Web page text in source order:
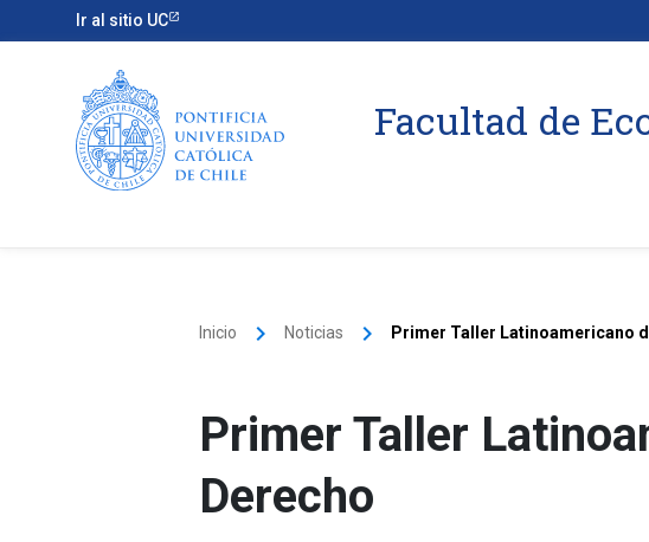
Ir al sitio UC
Facultad de
Inicio keyboard_arrow_right Noticias keyboard_arrow_right Primer Taller Latinoamericano
Primer Taller
Derecho